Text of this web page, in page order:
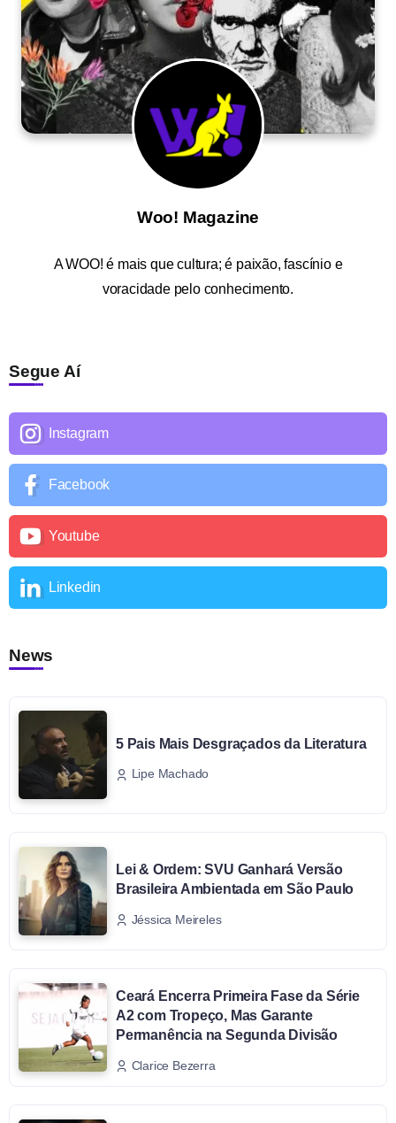
Woo! Magazine
AWOO! é mais que cultura; é paixão, fascínio e
voracidade pelo conhecimento.
Segue Aí
Instagram
Facebook
Youtube
Linkedin
News
5 Pais Mais Desgraçados da Literatura
Lipe Machado
Lei & Ordem: SVU Ganhará Versão
Brasileira Ambientada em São Paulo
Jéssica Meireles
Ceará Encerra Primeira Fase da Série
A2 com Tropeço, Mas Garante
Permanência na Segunda Divisão
Clarice Bezerra